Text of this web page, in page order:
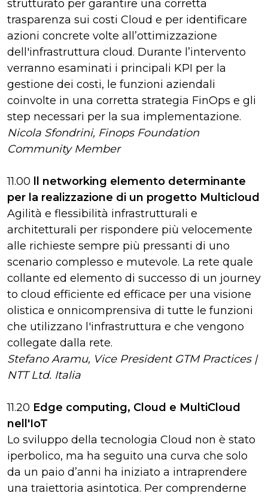
strutturato per garantire una corretta
trasparenza sui costi Cloud e per identificare
azioni concrete volte all’ottimizzazione
dell'infrastruttura cloud. Durante l’intervento
verranno esaminati i principali KPI per la
gestione dei costi, le funzioni aziendali
coinvolte in una corretta strategia FinOps e gli
step necessari per la sua implementazione.
Nicola Sfondrini, Finops Foundation
Community Member
11.00
ll networking elemento determinante
per la realizzazione di un progetto Multicloud
Agilità e flessibilità infrastrutturali e
architetturali per rispondere più velocemente
alle richieste sempre più pressanti di uno
scenario complesso e mutevole. La rete quale
collante ed elemento di successo di un journey
to cloud efficiente ed efficace per una visione
olistica e onnicomprensiva di tutte le funzioni
che utilizzano l'infrastruttura e che vengono
collegate dalla rete.
Stefano Aramu, Vice President GTM Practices |
NTT Ltd. Italia
11.20 Edge computing, Cloud e MultiCloud
nell'IoT
Lo sviluppo della tecnologia Cloud non è stato
iperbolico, ma ha seguito una curva che solo
da un paio d’anni ha iniziato a intraprendere
una traiettoria asintotica. Per comprenderne